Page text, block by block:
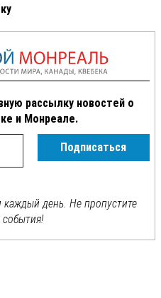
рассылку новостей о
и Монреале.
каждый день. Не пропустите